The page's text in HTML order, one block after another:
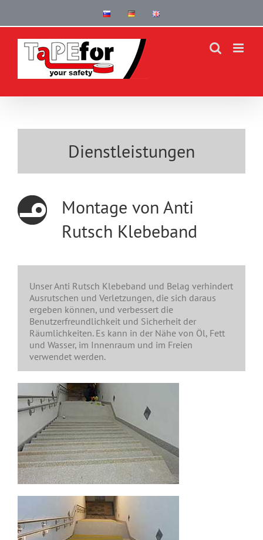
content
Dienstleistungen
Montage von Anti
Rutsch Klebeband
Unser Anti Rutsch Klebeband und Belag verhindert
Ausrutschen und Verletzungen, die sich daraus
ergeben können, und verbessert die
Benutzerfreundlichkeit und Sicherheit der
Räumlichkeiten. Es kann in der Nähe von Öl, Fett
und Wasser, im Innenraum und im Freien
verwendet werden.